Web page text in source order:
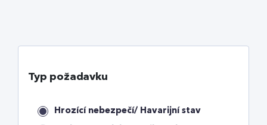
Typ požadavku
Hrozící nebezpečí/ Havarijní stav